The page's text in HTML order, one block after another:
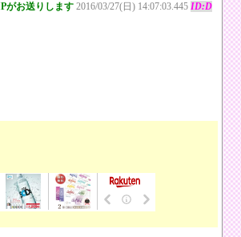
がお送りします 2016/03/27(日) 14:07:03.445 ID:D